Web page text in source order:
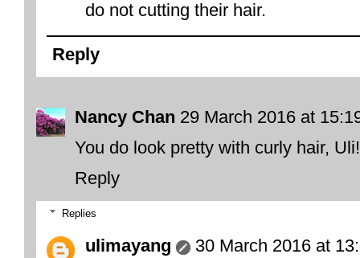
do not cutting their hair.
Reply
Nancy Chan 29 March 2016 at
You do look pretty with curly hair,
Reply
Replies
ulimayang
30 March 2016 at